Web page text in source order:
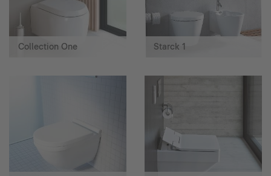
Collection One Starck 1